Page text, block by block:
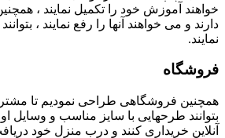
آموزش خود را تکمیل نمایند ، همچنین
و می خواهند آنها را رفع نمایند ، بتوانند
فروشگاهی طراحی نمودیم تا مشتریان
طرحهایی با سایز مناسب و وسایل
خریداری کنند و درب منزل خود دریافت